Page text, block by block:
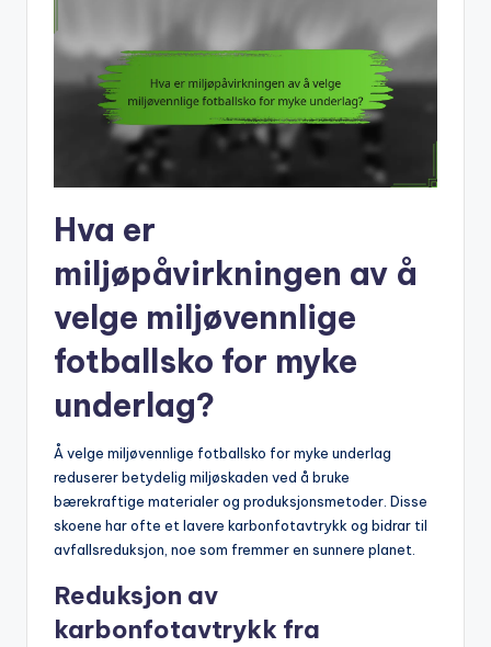
Hva er
miljøpåvirkningen av å
velge miljøvennlige
fotballsko for myke
underlag?
Å velge miljøvennlige fotballsko for myke underlag
reduserer betydelig miljøskaden ved å bruke
bærekraftige materialer og produksjonsmetoder. Disse
skoene har ofte et lavere karbonfotavtrykk og bidrar til
avfallsreduksjon, noe som fremmer en sunnere planet.
Reduksjon av
karbonfotavtrykk fra